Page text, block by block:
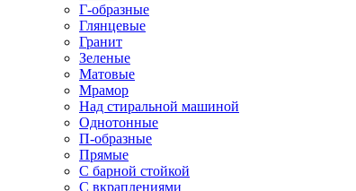
Г-образные
Глянцевые
Гранит
Зеленые
Матовые
Мрамор
Над стиральной машиной
Однотонные
П-образные
Прямые
С барной стойкой
С вкраплениями